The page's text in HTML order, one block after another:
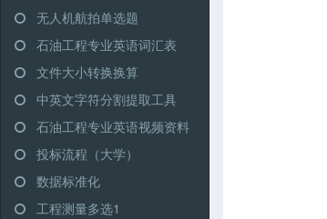
无人机航拍单选题
石油工程专业英语词汇表
文件大小转换换算
中英文字符分割提取工具
石油工程专业英语视频资料
投标流程（大学）
数据标准化
工程测量多选1